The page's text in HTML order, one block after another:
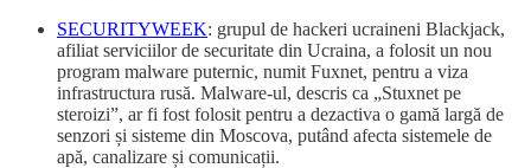
SECURITYWEEK: grupul de hackeri ucraineni Blackjack,
afiliat serviciilor de securitate din Ucraina, a folosit un nou
program malware puternic, numit Fuxnet, pentru a viza
infrastructura rusă. Malware-ul, descris ca „Stuxnet pe
steroizi”, ar fi fost folosit pentru a dezactiva o gamă largă de
senzori și sisteme din Moscova, putând afecta sistemele de
apă, canalizare și comunicații.